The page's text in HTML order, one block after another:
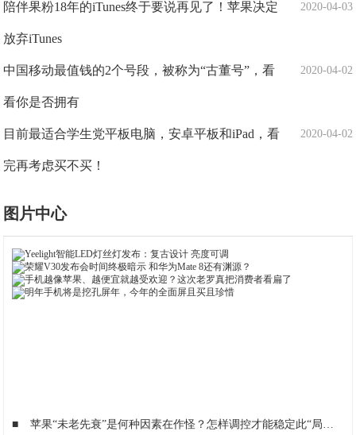
2020-04-03
陪伴果粉18年的iTunes终于要说再见了！苹果决定
放弃iTunes
2020-04-02
中国移动最值钱的2个号段，被称为“古董号”，看
看你是否拥有
2020-04-02
目前最适合学生党平板电脑，安卓平板和iPad，看
完再考虑买不买！
图片中心
■ 苹果“未老先衰”是何种因素在作怪？怎样调控才能稳定此“局面”